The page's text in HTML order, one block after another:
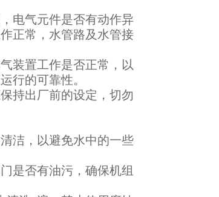
电气元件是否有动作异
正常，水管路及水管接
装置工作是否正常，以
行的可靠性。
持出厂前的设定，切勿
洁，以避免水中的一些
是否有油污，确保机组